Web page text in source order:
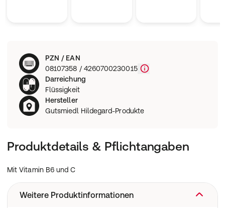
PZN / EAN
08107358 / 4260700230015
Darreichung
Flüssigkeit
Hersteller
Gutsmiedl Hildegard-Produkte
Produktdetails & Pflichtangaben
Mit Vitamin B6 und C
Weitere Produktinformationen